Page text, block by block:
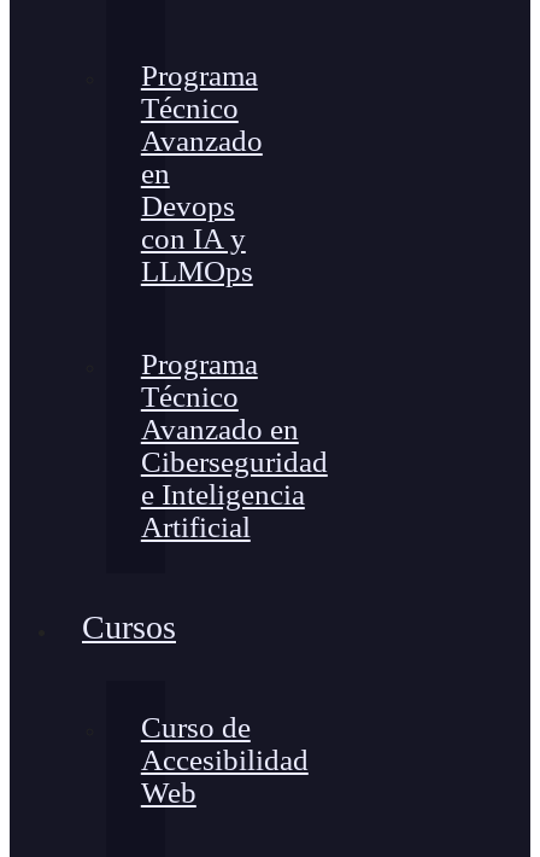
Programa
Técnico
Avanzado
en
Devops
con IA y
LLMOps
Programa
Técnico
Avanzado en
Ciberseguridad
e Inteligencia
Artificial
Cursos
Curso de
Accesibilidad
Web